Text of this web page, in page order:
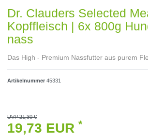
Dr. Clauders Selected
Kopffleisch | 6x 800g
nass
Das High - Premium Nassfutter aus purem
Artikelnummer 45331
UVP 21,30 €
19,73 EUR *